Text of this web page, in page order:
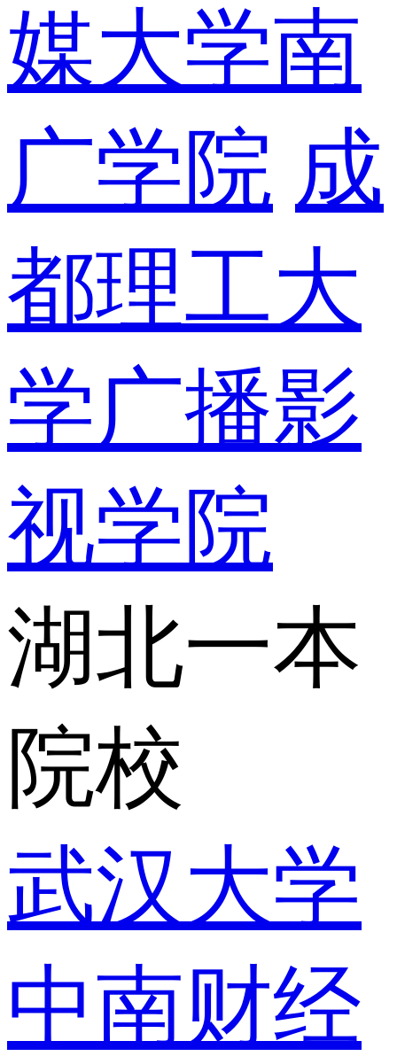
媒大学南
广学院 成
都理工大
学广播影
视学院
湖北一本
院校
武汉大学
中南财经